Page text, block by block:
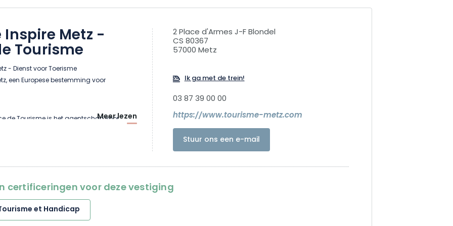
Metz -
Tourisme
- Dienst voor Toerisme
een Europese bestemming voor
de Tourisme is het agentschap voor
en duurzame Europese bestemming met
Creative City op het gebied van muziek,
Meer lezen
2 Place d'Armes J-F Blondel
CS 80367
57000 Metz
Ik ga met de trein!
03 87 39 00 00
https://www.tourisme-metz.com
Stuur ons een e-mail
certificeringen voor deze vestiging
et Handicap